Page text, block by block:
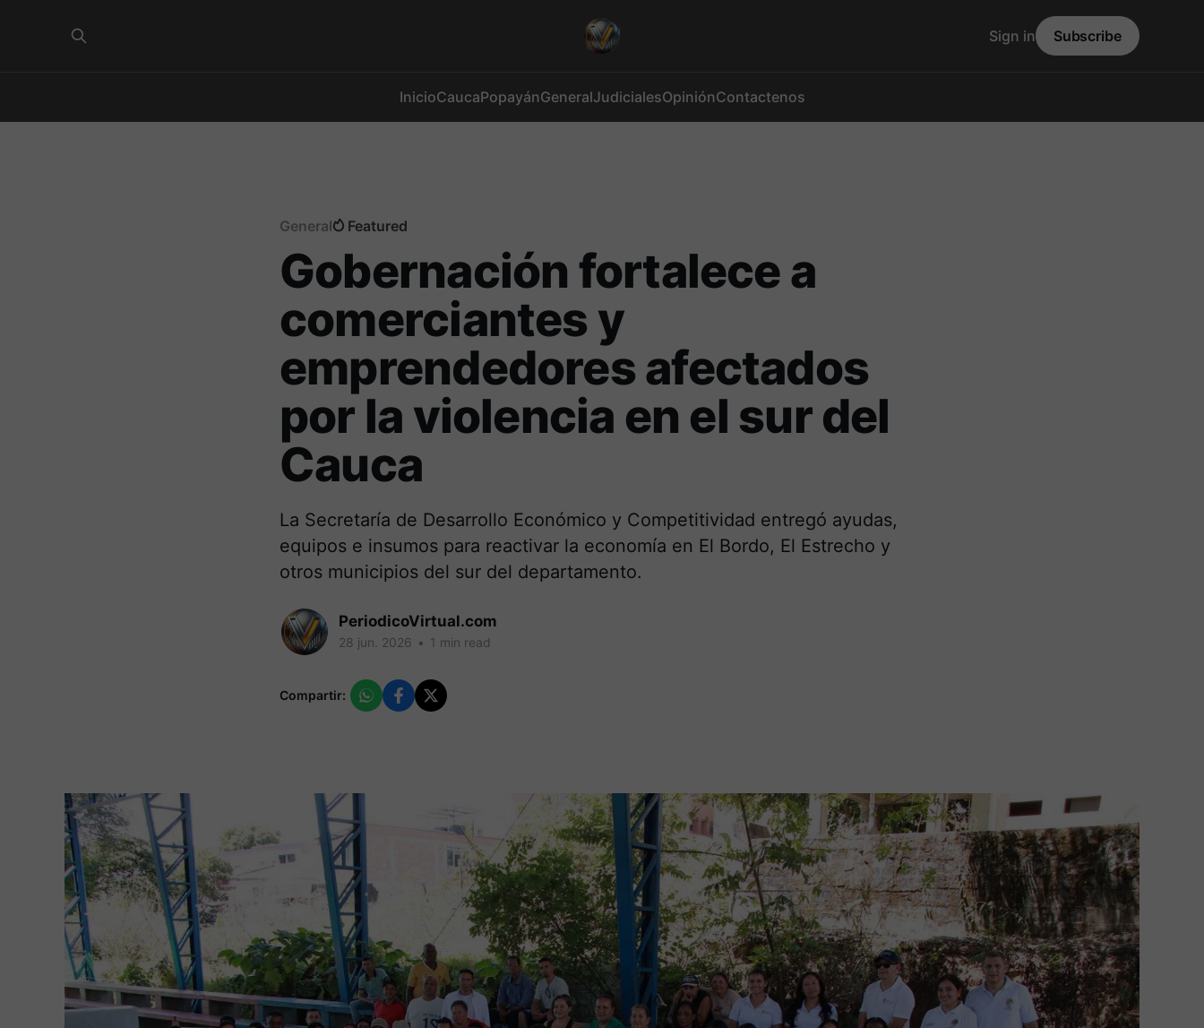
InicioCaucaPopayánGeneralJudicialesOpiniónContactenos
Sign in Subscribe
General Featured
Gobernación fortalece a
comerciantes y
emprendedores afectados
por la violencia en el sur del
Cauca
La Secretaría de Desarrollo Económico y Competitividad entregó ayudas,
equipos e insumos para reactivar la economía en El Bordo, El Estrecho y
otros municipios del sur del departamento.
PeriodicoVirtual.com
28 jun. 2026 • 1 min read
Compartir: